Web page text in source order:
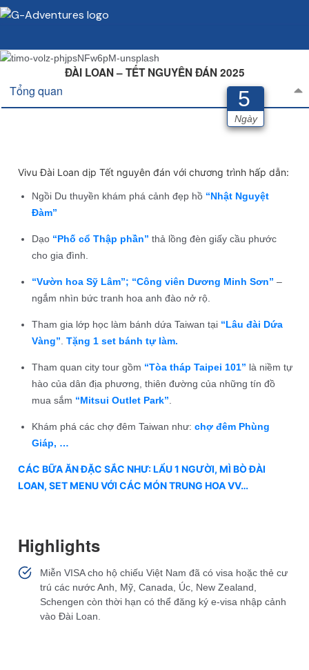
ĐÀI LOAN – TẾT NGUYÊN ĐÁN 2025
5
Ngày
Tổng quan
Vivu Đài Loan dịp Tết nguyên đán với chương trình hấp dẫn:
Ngồi Du thuyền khám phá cảnh đẹp hồ “Nhật Nguyệt
Đàm”
Dạo “Phố cổ Thập phần” thả lồng đèn giấy cầu phước
cho gia đình.
“Vườn hoa Sỹ Lâm”; “Công viên Dương Minh Sơn” –
ngắm nhìn bức tranh hoa anh đào nở rộ.
Tham gia lớp học làm bánh dứa Taiwan tại “Lâu đài Dứa
Vàng”. Tặng 1 set bánh tự làm.
Tham quan city tour gồm “Tòa tháp Taipei 101” là niềm tự
hào của dân địa phương, thiên đường của những tín đồ
mua sắm “Mitsui Outlet Park”.
Khám phá các chợ đêm Taiwan như: chợ đêm Phùng
Giáp, …
CÁC BỮA ĂN ĐẶC SẮC NHƯ: LẨU 1 NGƯỜI, MÌ BÒ ĐÀI
LOAN, SET MENU VỚI CÁC MÓN TRUNG HOA VV…
Highlights
Miễn VISA cho hộ chiếu Việt Nam đã có visa hoặc thẻ cư
trú các nước Anh, Mỹ, Canada, Úc, New Zealand,
Schengen còn thời hạn có thể đăng ký e-visa nhập cảnh
vào Đài Loan.